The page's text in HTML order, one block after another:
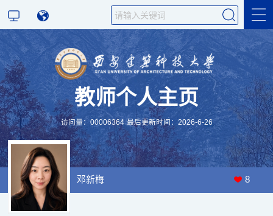
科学研究
教学研究
教师个人主页
访问量： 00006364 最后更新时间： 2026-6-26
邓新梅 8